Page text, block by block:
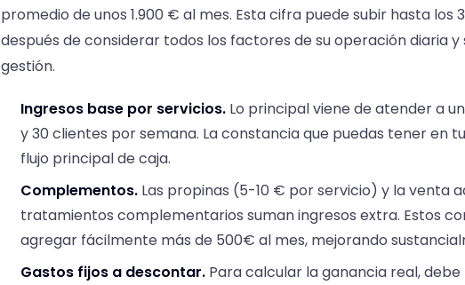
promedio de unos 1.900 € al mes. Esta cifra puede subir hasta los
después de considerar todos los factores de su operación diaria y
gestión.
Ingresos base por servicios. Lo principal viene de atender a
y 30 clientes por semana. La constancia que puedas tener en
flujo principal de caja.
Complementos. Las propinas (5-10 € por servicio) y la venta
tratamientos complementarios suman ingresos extra. Estos
agregar fácilmente más de 500€ al mes, mejorando
Gastos fijos a descontar. Para calcular la ganancia real,